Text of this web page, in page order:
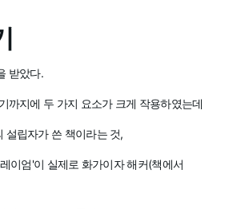
받았다.
까지에 두 가지 요소가 크게 작용하였는데
설립자가 쓴 책이라는 것,
이엄'이 실제로 화가이자 해커(책에서